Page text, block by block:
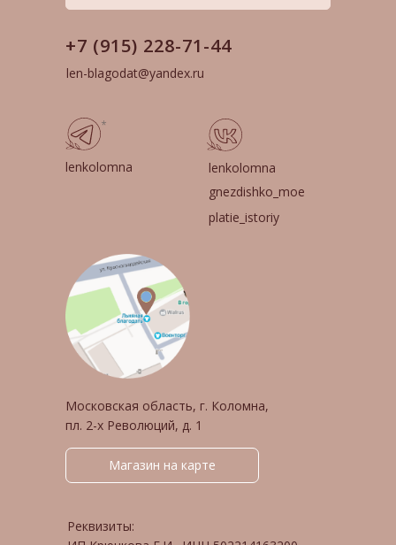
Магазин на карте
Реквизиты:
len-blagodat@yandex.ru
+7 (915) 228-71-44
lenkolomna
gnezdishko_moe
platie_istoriy
lenkolomna
Московская область, г. Коломна,
пл. 2-х Революций, д. 1
*